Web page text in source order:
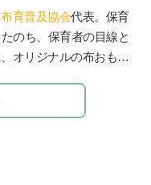
「教える」から「学
』（小学館）。「りん
保育園、幼稚園、学
で勉強会、講演会を40
どもへのまなざし』
ちのことば』『ひとり
に育ちます』（小学
著したこれら数多くの
の母親たちの厚い信頼
布育普及協会代表。保育
のち、保育者の目線と
オリジナルの布おもち
保育者を対象にした
子育て中のお母さん、
ている。布おもちゃ作
せんせい」の『